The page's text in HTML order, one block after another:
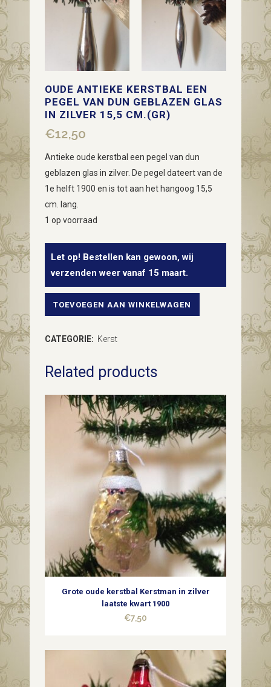
OUDE ANTIEKE KERSTBAL EEN
PEGEL VAN DUN GEBLAZEN GLAS
IN ZILVER 15,5 CM.(GR)
€12,50
Antieke oude kerstbal een pegel van dun
geblazen glas in zilver. De pegel dateert van de
1e helft 1900 en is tot aan het hangoog 15,5
cm. lang.
1 op voorraad
Let op! Bestellen kan gewoon, wij
verzenden weer vanaf 15 maart.
Oude
een
pegel
15,5
cm.
TOEVOEGEN AAN WINKELWAGEN
CATEGORIE: Kerst
Related products
Grote oude kerstbal Kerstman in zilver
laatste kwart 1900
€7,50